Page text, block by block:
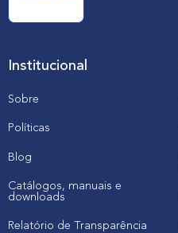
Institucional
Sobre
Políticas
Blog
Catálogos, manuais e
downloads
Relatório de Transparência